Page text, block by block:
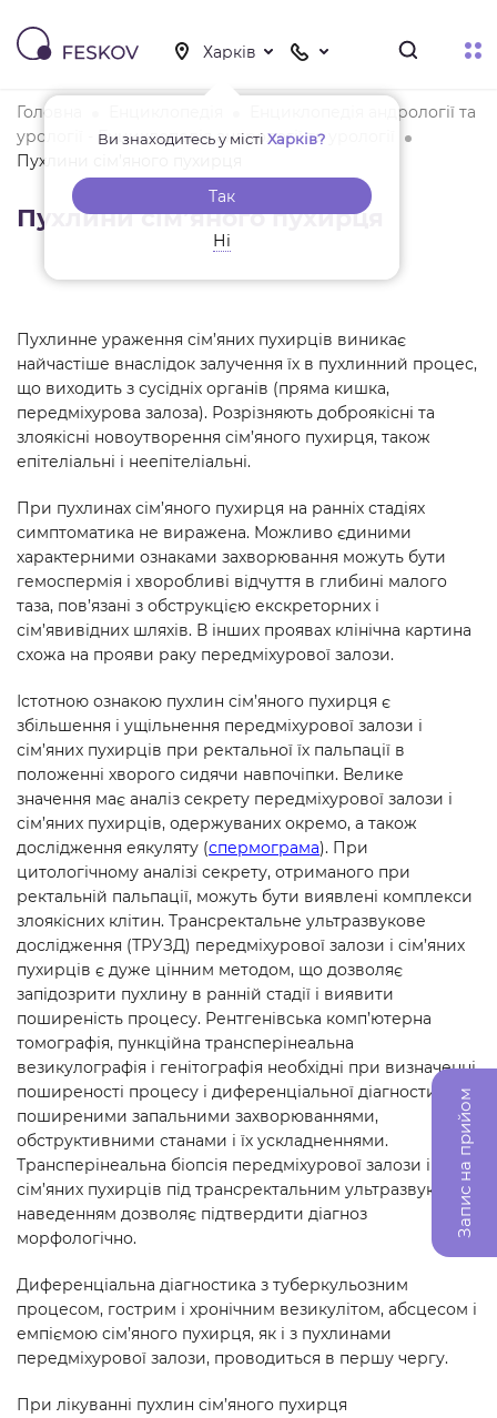
Ви знаходитесь у місті Харків?
Так
Ні
Головна
Енциклопедія андрології та
урології - Енциклопедія андрології та урології
Пухлини сім’яного пухирця
Пухлини сім’яного пухирця
Пухлинне ураження сім’яних пухирців виникає
найчастіше внаслідок залучення їх в пухлинний процес,
що виходить з сусідніх органів (пряма кишка,
передміхурова залоза). Розрізняють доброякісні та
злоякісні новоутворення сім’яного пухирця, також
епітеліальні і неепітеліальні.
При пухлинах сім’яного пухирця на ранніх стадіях
симптоматика не виражена. Можливо єдиними
характерними ознаками захворювання можуть бути
гемоспермія і хворобливі відчуття в глибині малого
таза, пов’язані з обструкцією екскреторних і
сім’явивідних шляхів. В інших проявах клінічна картина
схожа на прояви раку передміхурової залози.
Істотною ознакою пухлин сім’яного пухирця є
збільшення і ущільнення передміхурової залози і
сім’яних пухирців при ректальної їх пальпації в
положенні хворого сидячи навпочіпки. Велике
значення має аналіз секрету передміхурової залози і
сім’яних пухирців, одержуваних окремо, а також
дослідження еякуляту (спермограма). При
цитологічному аналізі секрету, отриманого при
ректальній пальпації, можуть бути виявлені комплекси
злоякісних клітин. Трансректальне ультразвукове
дослідження (ТРУЗД) передміхурової залози і сім’яних
пухирців є дуже цінним методом, що дозволяє
запідозрити пухлину в ранній стадії і виявити
поширеність процесу. Рентгенівська комп’ютерна
томографія, пункційна трансперінеальна
везикулографія і генітографія необхідні при визначенні
поширеності процесу і диференціальної діагностики з
поширеними запальними захворюваннями,
обструктивними станами і їх ускладненнями.
Трансперінеальна біопсія передміхурової залози і
сім’яних пухирців під трансректальним ультразвуковим
наведенням дозволяє підтвердити діагноз
морфологічно.
Диференціальна діагностика з туберкульозним
процесом, гострим і хронічним везикулітом, абсцесом і
емпіємою сім’яного пухирця, як і з пухлинами
передміхурової залози, проводиться в першу чергу.
При лікуванні пухлин сім’яного пухирця
Запис на прийом